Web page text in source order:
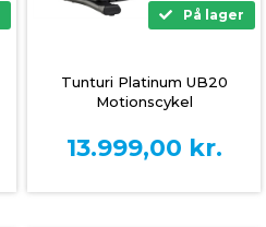
På lager
Tunturi Platinum UB20
Motionscykel
13.999,00 kr.